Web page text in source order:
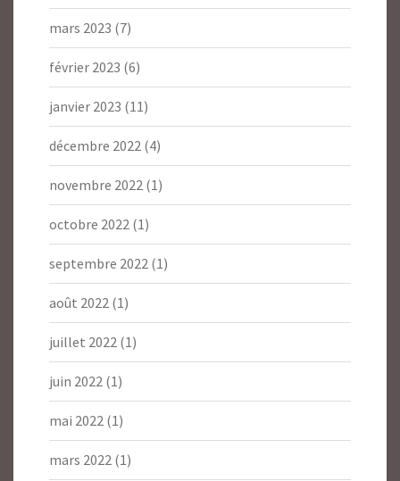
mars 2023 (7)
février 2023 (6)
janvier 2023 (11)
décembre 2022 (4)
novembre 2022 (1)
octobre 2022 (1)
septembre 2022 (1)
août 2022 (1)
juillet 2022 (1)
juin 2022 (1)
mai 2022 (1)
mars 2022 (1)